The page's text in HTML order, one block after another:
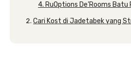
4. RuOptions De’Rooms Batu
Cari Kost di Jadetabek yang